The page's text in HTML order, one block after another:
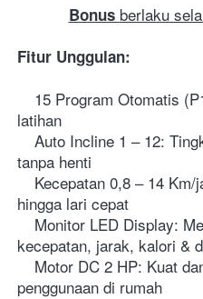
Bonus berlaku
Fitur Unggulan:
15 Program Otomatis
latihan
Auto Incline 1 – 12:
tanpa henti
Kecepatan 0,8 – 14
hingga lari cepat
Monitor LED Display:
kecepatan, jarak, kalori &
Motor DC 2 HP: Kuat
penggunaan di rumah